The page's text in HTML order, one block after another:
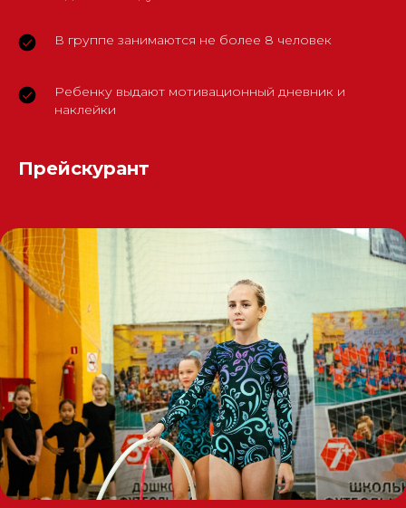
В группе занимаются не более 8 человек
Ребенку выдают мотивационный дневник и
наклейки
Прейскурант